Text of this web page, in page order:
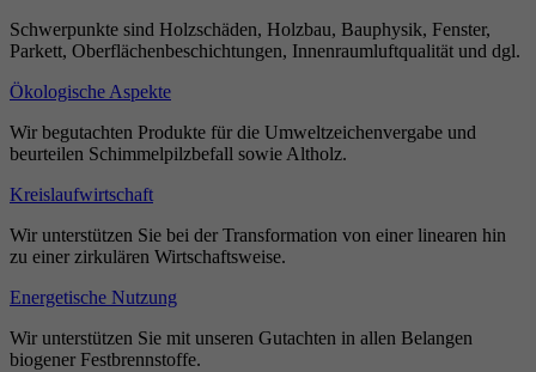
Schwerpunkte sind Holzschäden, Holzbau, Bauphysik, Fenster,
Parkett, Oberflächenbeschichtungen, Innenraumluftqualität und dgl.
Ökologische Aspekte
Wir begutachten Produkte für die Umweltzeichenvergabe und
beurteilen Schimmelpilzbefall sowie Altholz.
Kreislaufwirtschaft
Wir unterstützen Sie bei der Transformation von einer linearen hin
zu einer zirkulären Wirtschaftsweise.
Energetische Nutzung
Wir unterstützen Sie mit unseren Gutachten in allen Belangen
biogener Festbrennstoffe.